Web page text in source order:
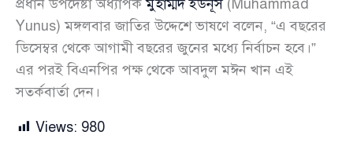
প্রধান উপদেষ্টা অধ্যাপকমুহাম্মদ ইউনূস(Muhammad
Yunus) মঙ্গলবার জাতির উদ্দেশে ভাষণে বলেন, “এ বছরের
ডিসেম্বর থেকে আগামী বছরের জুনের মধ্যে নির্বাচন হবে।”
এর পরই বিএনপির পক্ষ থেকে আবদুল মঈন খান এই
সতর্কবার্তা দেন।
Views: 980